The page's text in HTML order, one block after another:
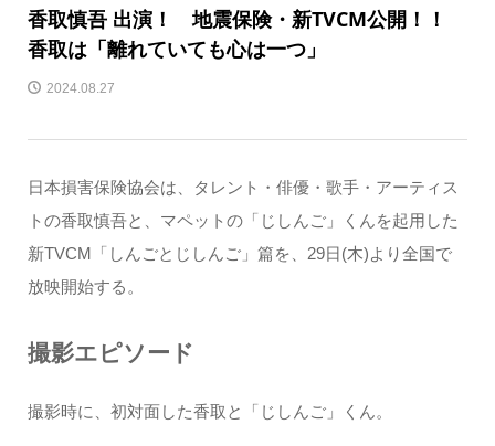
香取慎吾 出演！ 地震保険・新TVCM公開！！
香取は「離れていても心は一つ」
2024.08.27
日本損害保険協会は、タレント・俳優・歌手・アーティス
トの香取慎吾と、マペットの「じしんご」くんを起用した
新TVCM「しんごとじしんご」篇を、29日(木)より全国で
放映開始する。
撮影エピソード
撮影時に、初対面した香取と「じしんご」くん。